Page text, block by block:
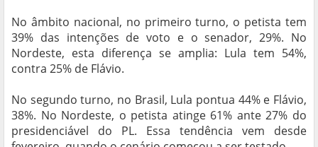
No âmbito nacional, no primeiro turno, o petista tem
39% das intenções de voto e o senador, 29%. No
Nordeste, esta diferença se amplia: Lula tem 54%,
contra 25% de Flávio.
No segundo turno, no Brasil, Lula pontua 44% e Flávio,
38%. No Nordeste, o petista atinge 61% ante 27% do
presidenciável do PL. Essa tendência vem desde